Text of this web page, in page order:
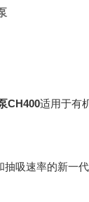
CH400适用于有
抽吸速率的新一